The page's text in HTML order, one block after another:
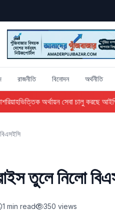
রাজনীতি বিনোদন অর্থনীতি
অর্থায়ন সেবা চালু করছে
তুলে নিলো
1 min read 350 views